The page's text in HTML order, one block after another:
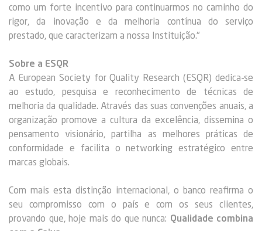
como um forte incentivo para continuarmos no caminho do
rigor, da inovação e da melhoria contínua do serviço
prestado, que caracterizam a nossa Instituição."
Sobre a ESQR
A European Society for Quality Research (ESQR) dedica-se
ao estudo, pesquisa e reconhecimento de técnicas de
melhoria da qualidade. Através das suas convenções anuais, a
organização promove a cultura da excelência, dissemina o
pensamento visionário, partilha as melhores práticas de
conformidade e facilita o networking estratégico entre
marcas globais.
Com mais esta distinção internacional, o banco reafirma o
seu compromisso com o país e com os seus clientes,
provando que, hoje mais do que nunca: Qualidade combina